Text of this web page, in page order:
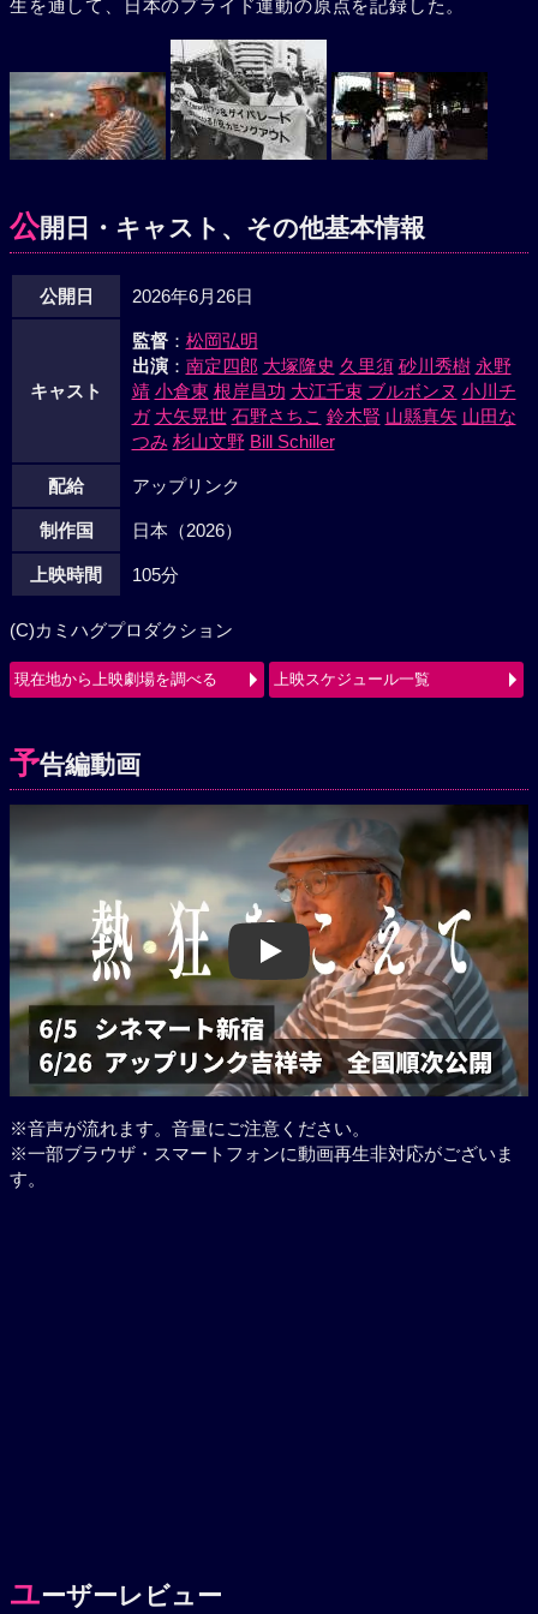
生を通して、日本のプライド運動の原点を記録した。
公開日・キャスト、その他基本情報
公開日 2026年6月26日
キャスト
監督： 松岡弘明
出演： 南定四郎 大塚隆史 久里須 砂川秀樹 永野
靖 小倉東 根岸昌功 大江千束 ブルボンヌ 小川チ
ガ 大矢晃世 石野さちこ 鈴木賢 山縣真矢 山田な
つみ 杉山文野 Bill Schiller
配給 アップリンク
制作国 日本（2026）
上映時間 105分
(C)カミハグプロダクション
現在地から上映劇場を調べる 上映スケジュール一覧
予告編動画
Play
※音声が流れます。音量にご注意ください。
※一部ブラウザ・スマートフォンに動画再生非対応がございま
す。
ユーザーレビュー